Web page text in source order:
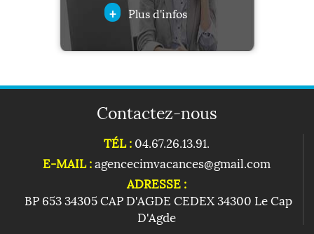
+ Plus d'infos
Contactez-nous
TÉL :04.67.26.13.91.
E-MAIL :agencecimvacances@gmail.com
ADRESSE :
BP 653 34305 CAP D'AGDE CEDEX 34300 Le Cap
D'Agde